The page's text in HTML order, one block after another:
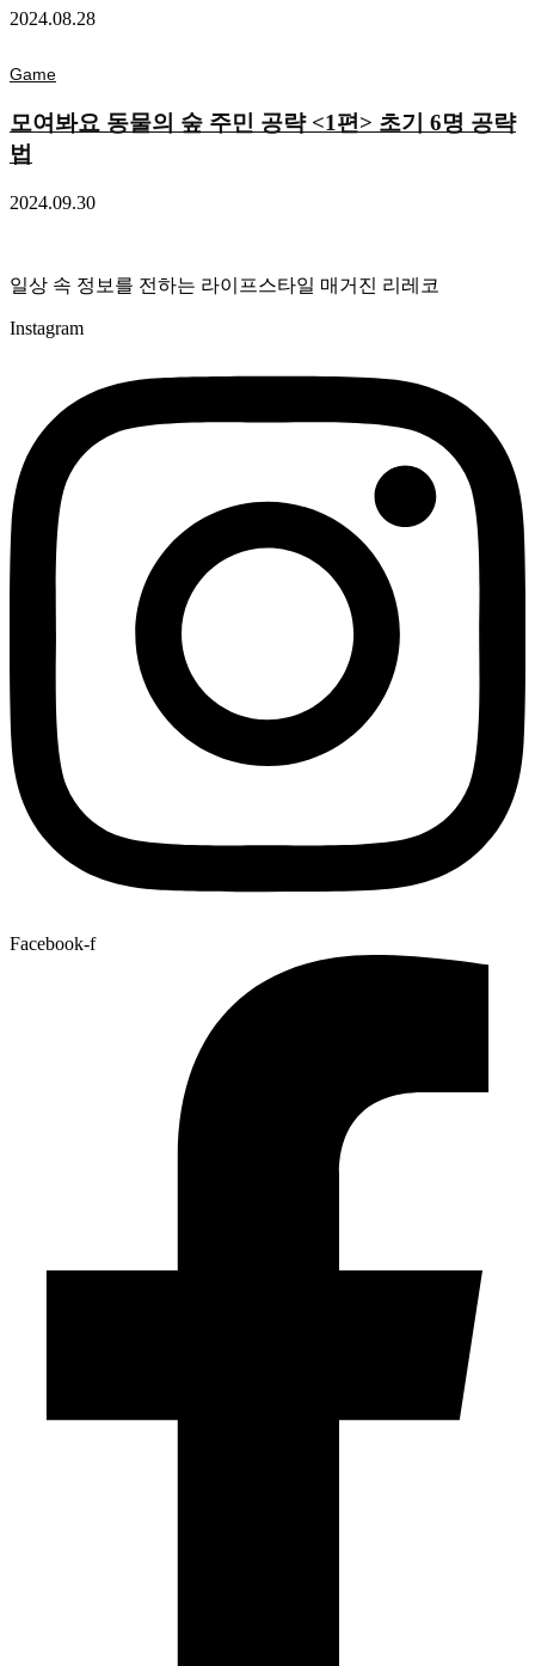
2024.08.28
Game
모여봐요 동물의 숲 주민 공략 <1편> 초기 6명 공략
법
2024.09.30
일상 속 정보를 전하는 라이프스타일 매거진 리레코
Instagram
Facebook-f